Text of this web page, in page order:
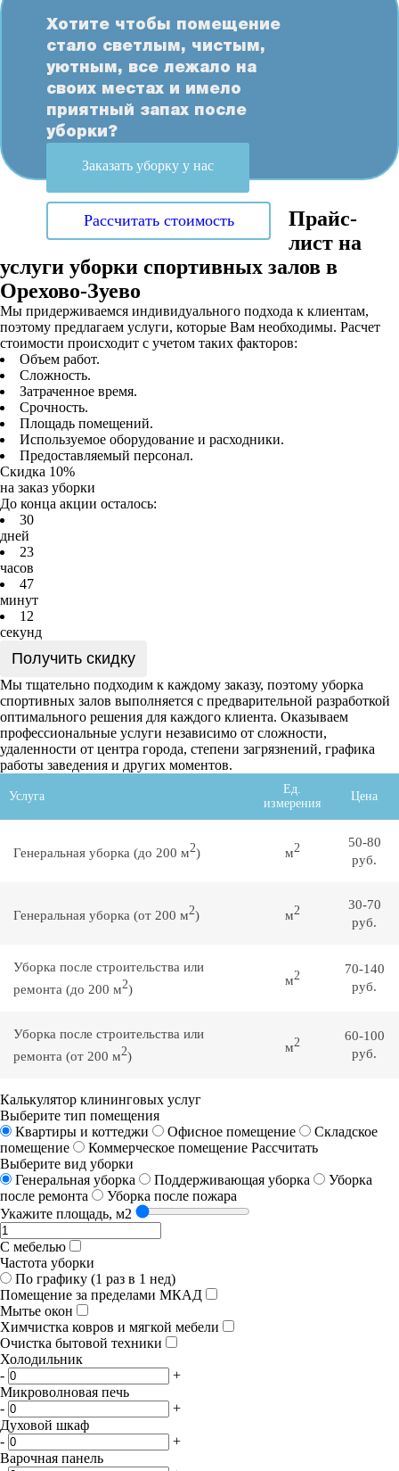
Хотите чтобы помещение
стало светлым, чистым,
уютным, все лежало на
своих местах и имело
приятный запах после
уборки?
Заказать уборку у нас
Рассчитать стоимость
Прайс-
лист на
услуги уборки спортивных залов в
Орехово-Зуево
Мы придерживаемся индивидуального подхода к клиентам,
поэтому предлагаем услуги, которые Вам необходимы. Расчет
стоимости происходит с учетом таких факторов:
Объем работ.
Сложность.
Затраченное время.
Срочность.
Площадь помещений.
Используемое оборудование и расходники.
Предоставляемый персонал.
Скидка 10%
на заказ уборки
До конца акции осталось:
30
дней
23
часов
47
минут
1 2
секунд
Получить скидку
Мы тщательно подходим к каждому заказу, поэтому уборка
спортивных залов выполняется с предварительной разработкой
оптимального решения для каждого клиента. Оказываем
профессиональные услуги независимо от сложности,
удаленности от центра города, степени загрязнений, графика
работы заведения и других моментов.
Услуга
Ед.
измерения
Цена
Генеральная уборка (до 200 м2) м2
50-80
руб.
Генеральная уборка (от 200 м2) м2
30-70
руб.
Уборка после строительства или
ремонта (до 200 м2)
м2
70-140
руб.
Уборка после строительства или
ремонта (от 200 м2)
м2
60-100
руб.
Калькулятор клининговых услуг
Выберите тип помещения
Квартиры и коттеджи
Офисное помещение
Складское
помещение
Коммерческое помещение Рассчитать
Выберите вид уборки
Генеральная уборка
Поддерживающая уборка
Уборка
после ремонта
Уборка после пожара
Укажите площадь, м2
С мебелью
Частота уборки
По графику (1 раз в 1 нед)
Помещение за пределами МКАД
Мытье окон
Химчистка ковров и мягкой мебели
Очистка бытовой техники
Холодильник
-
+
Микроволновая печь
-
+
Духовой шкаф
-
+
Варочная панель